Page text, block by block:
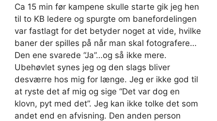
Ca 15 min før kampene skulle starte gik jeg hen
til to KB ledere og spurgte om banefordelingen
var fastlagt for det betyder noget at vide, hvilke
baner der spilles på når man skal fotografere…
Den ene svarede “Ja”…og så ikke mere.
Ubehøvlet synes jeg og den slags bliver
desværre hos mig for længe. Jeg er ikke god til
at ryste det af mig og sige “Det var dog en
klovn, pyt med det”. Jeg kan ikke tolke det som
andet end en afvisning. Den anden person